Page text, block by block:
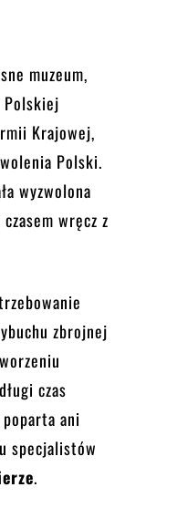
muzeum,
Polskiej
Krajowej,
Polski.
wyzwolona
wręcz z
zbrojnej
czas
ani
specjalistów
.